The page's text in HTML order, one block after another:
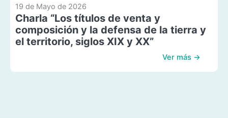
19 de Mayo de 2026
Charla “Los títulos de venta y
composición y la defensa de la tierra y
el territorio, siglos XIX y XX”
Ver más →